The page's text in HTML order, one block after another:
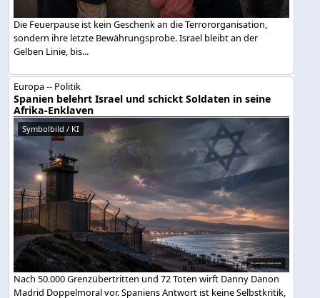
Die Feuerpause ist kein Geschenk an die Terrororganisation,
sondern ihre letzte Bewährungsprobe. Israel bleibt an der
Gelben Linie, bis...
Europa -- Politik
Spanien belehrt Israel und schickt Soldaten in seine
Afrika-Enklaven
Symbolbild / KI
Nach 50.000 Grenzübertritten und 72 Toten wirft Danny Danon
Madrid Doppelmoral vor. Spaniens Antwort ist keine Selbstkritik,